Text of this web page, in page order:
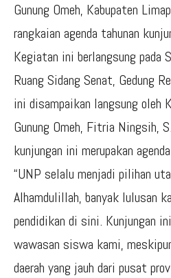
Gunung Omeh, Kabupaten
rangkaian agenda tahunan
Kegiatan ini berlangsung
Ruang Sidang Senat, Gedung
ini disampaikan langsung oleh
Gunung Omeh, Fitria Ningsih,
kunjungan ini merupakan
“UNP selalu menjadi pilihan
Alhamdulillah, banyak lulusan
pendidikan di sini. Kunjungan
wawasan siswa kami,
daerah yang jauh dari pusat